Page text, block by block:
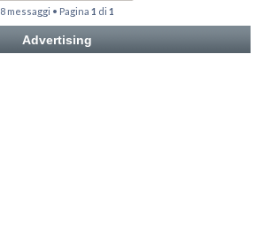
8 messaggi • Pagina 1 di 1
Advertising